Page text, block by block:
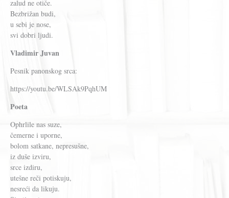
zalud ne otiče.
Bezbrižan budi,
u sebi je nose,
svi dobri ljudi.
Vladimir Juvan
Pesnik panonskog srca:
https://youtu.be/WLSAk9PqhUM
Poeta
Ophrlile nas suze,
čemerne i uporne,
bolom satkane, nepresušne,
iz duše izviru,
srce izdiru,
utešne reči potiskuju,
nesreći da likuju.